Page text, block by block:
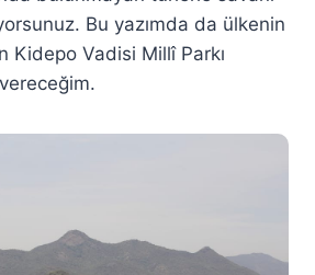
Bu yazımda da ülkenin
Kidepo Vadisi Millî Parkı